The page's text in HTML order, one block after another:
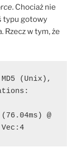
. Chociaż nie
typu gotowy
Rzecz w tym, że
(Unix),
@